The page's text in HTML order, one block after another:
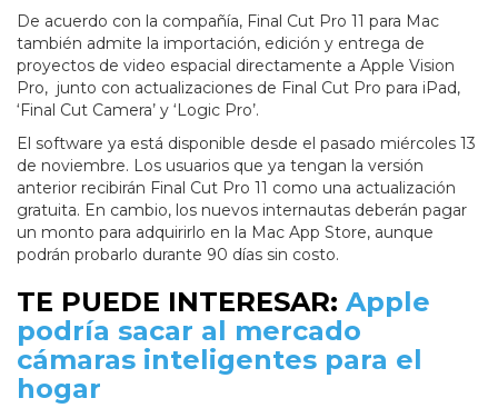
De acuerdo con la compañía, Final Cut Pro 11 para Mac
también admite la importación, edición y entrega de
proyectos de video espacial directamente a Apple Vision
Pro, junto con actualizaciones de Final Cut Pro para iPad,
‘Final Cut Camera’ y ‘Logic Pro’.
El software ya está disponible desde el pasado miércoles 13
de noviembre. Los usuarios que ya tengan la versión
anterior recibirán Final Cut Pro 11 como una actualización
gratuita. En cambio, los nuevos internautas deberán pagar
un monto para adquirirlo en la Mac App Store, aunque
podrán probarlo durante 90 días sin costo.
TE PUEDE INTERESAR: Apple
podría sacar al mercado
cámaras inteligentes para el
hogar